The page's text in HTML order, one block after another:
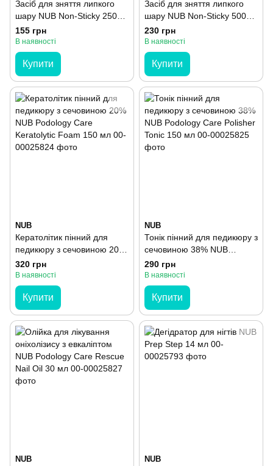
Засіб для зняття липкого
шару NUB Non-Sticky 250
мл
155 грн
В наявності
Купити
Засіб для зняття липкого
шару NUB Non-Sticky 500
мл
230 грн
В наявності
Купити
NUB
Кератолітик пінний для
педикюру з сечовиною 20%
NUB Podology Care
Keratolytic Foam 150 мл
320 грн
В наявності
Купити
NUB
Тонік пінний для педикюру з
сечовиною 38% NUB
Podology Care Polisher Tonic
150 мл
290 грн
В наявності
Купити
NUB NUB